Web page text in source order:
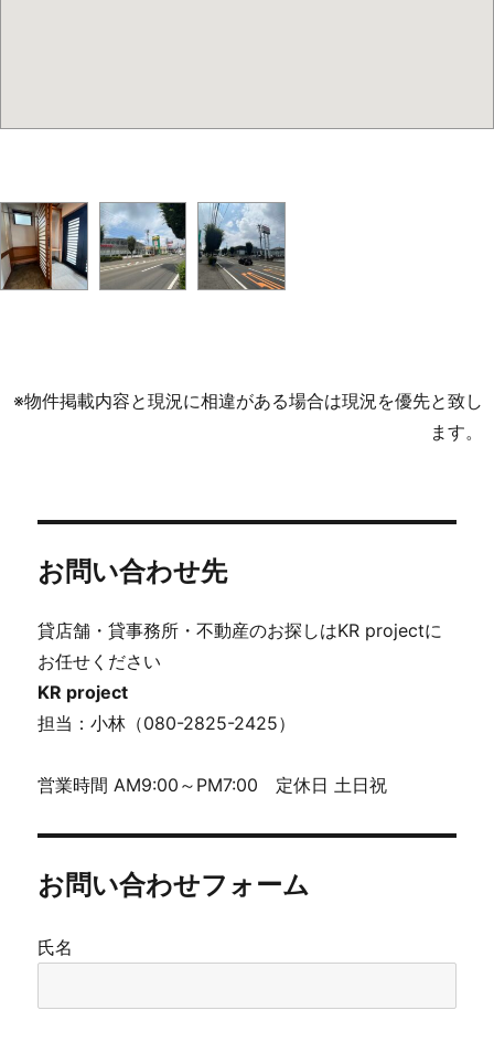
※物件掲載内容と現況に相違がある場合は現況を優先と致し
ます。
お問い合わせ先
貸店舗・貸事務所・不動産のお探しはKR projectに
お任せください
KR project
担当：小林（080-2825-2425）
営業時間 AM9:00～PM7:00 定休日 土日祝
お問い合わせフォーム
氏名